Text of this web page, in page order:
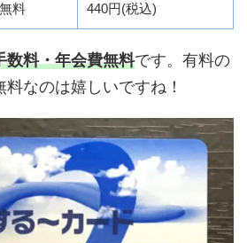
無料 440円(税込)
数料・年会費無料です。有料の
なのは嬉しいですね！